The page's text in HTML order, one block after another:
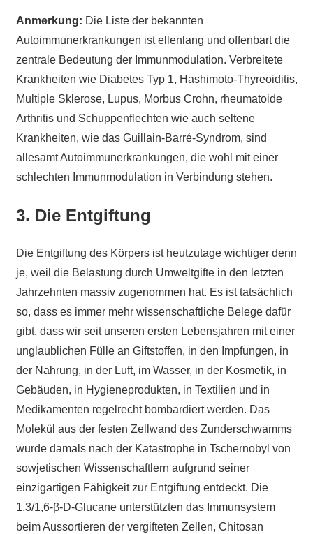
Anmerkung: Die Liste der bekannten
Autoimmunerkrankungen ist ellenlang und offenbart die
zentrale Bedeutung der Immunmodulation. Verbreitete
Krankheiten wie Diabetes Typ 1, Hashimoto-Thyreoiditis,
Multiple Sklerose, Lupus, Morbus Crohn, rheumatoide
Arthritis und Schuppenflechten wie auch seltene
Krankheiten, wie das Guillain-Barré-Syndrom, sind
allesamt Autoimmunerkrankungen, die wohl mit einer
schlechten Immunmodulation in Verbindung stehen.
3. Die Entgiftung
Die Entgiftung des Körpers ist heutzutage wichtiger denn
je, weil die Belastung durch Umweltgifte in den letzten
Jahrzehnten massiv zugenommen hat. Es ist tatsächlich
so, dass es immer mehr wissenschaftliche Belege dafür
gibt, dass wir seit unseren ersten Lebensjahren mit einer
unglaublichen Fülle an Giftstoffen, in den Impfungen, in
der Nahrung, in der Luft, im Wasser, in der Kosmetik, in
Gebäuden, in Hygieneprodukten, in Textilien und in
Medikamenten regelrecht bombardiert werden. Das
Molekül aus der festen Zellwand des Zunderschwamms
wurde damals nach der Katastrophe in Tschernobyl von
sowjetischen Wissenschaftlern aufgrund seiner
einzigartigen Fähigkeit zur Entgiftung entdeckt. Die
1,3/1,6-β-D-Glucane unterstützten das Immunsystem
beim Aussortieren der vergifteten Zellen, Chitosan